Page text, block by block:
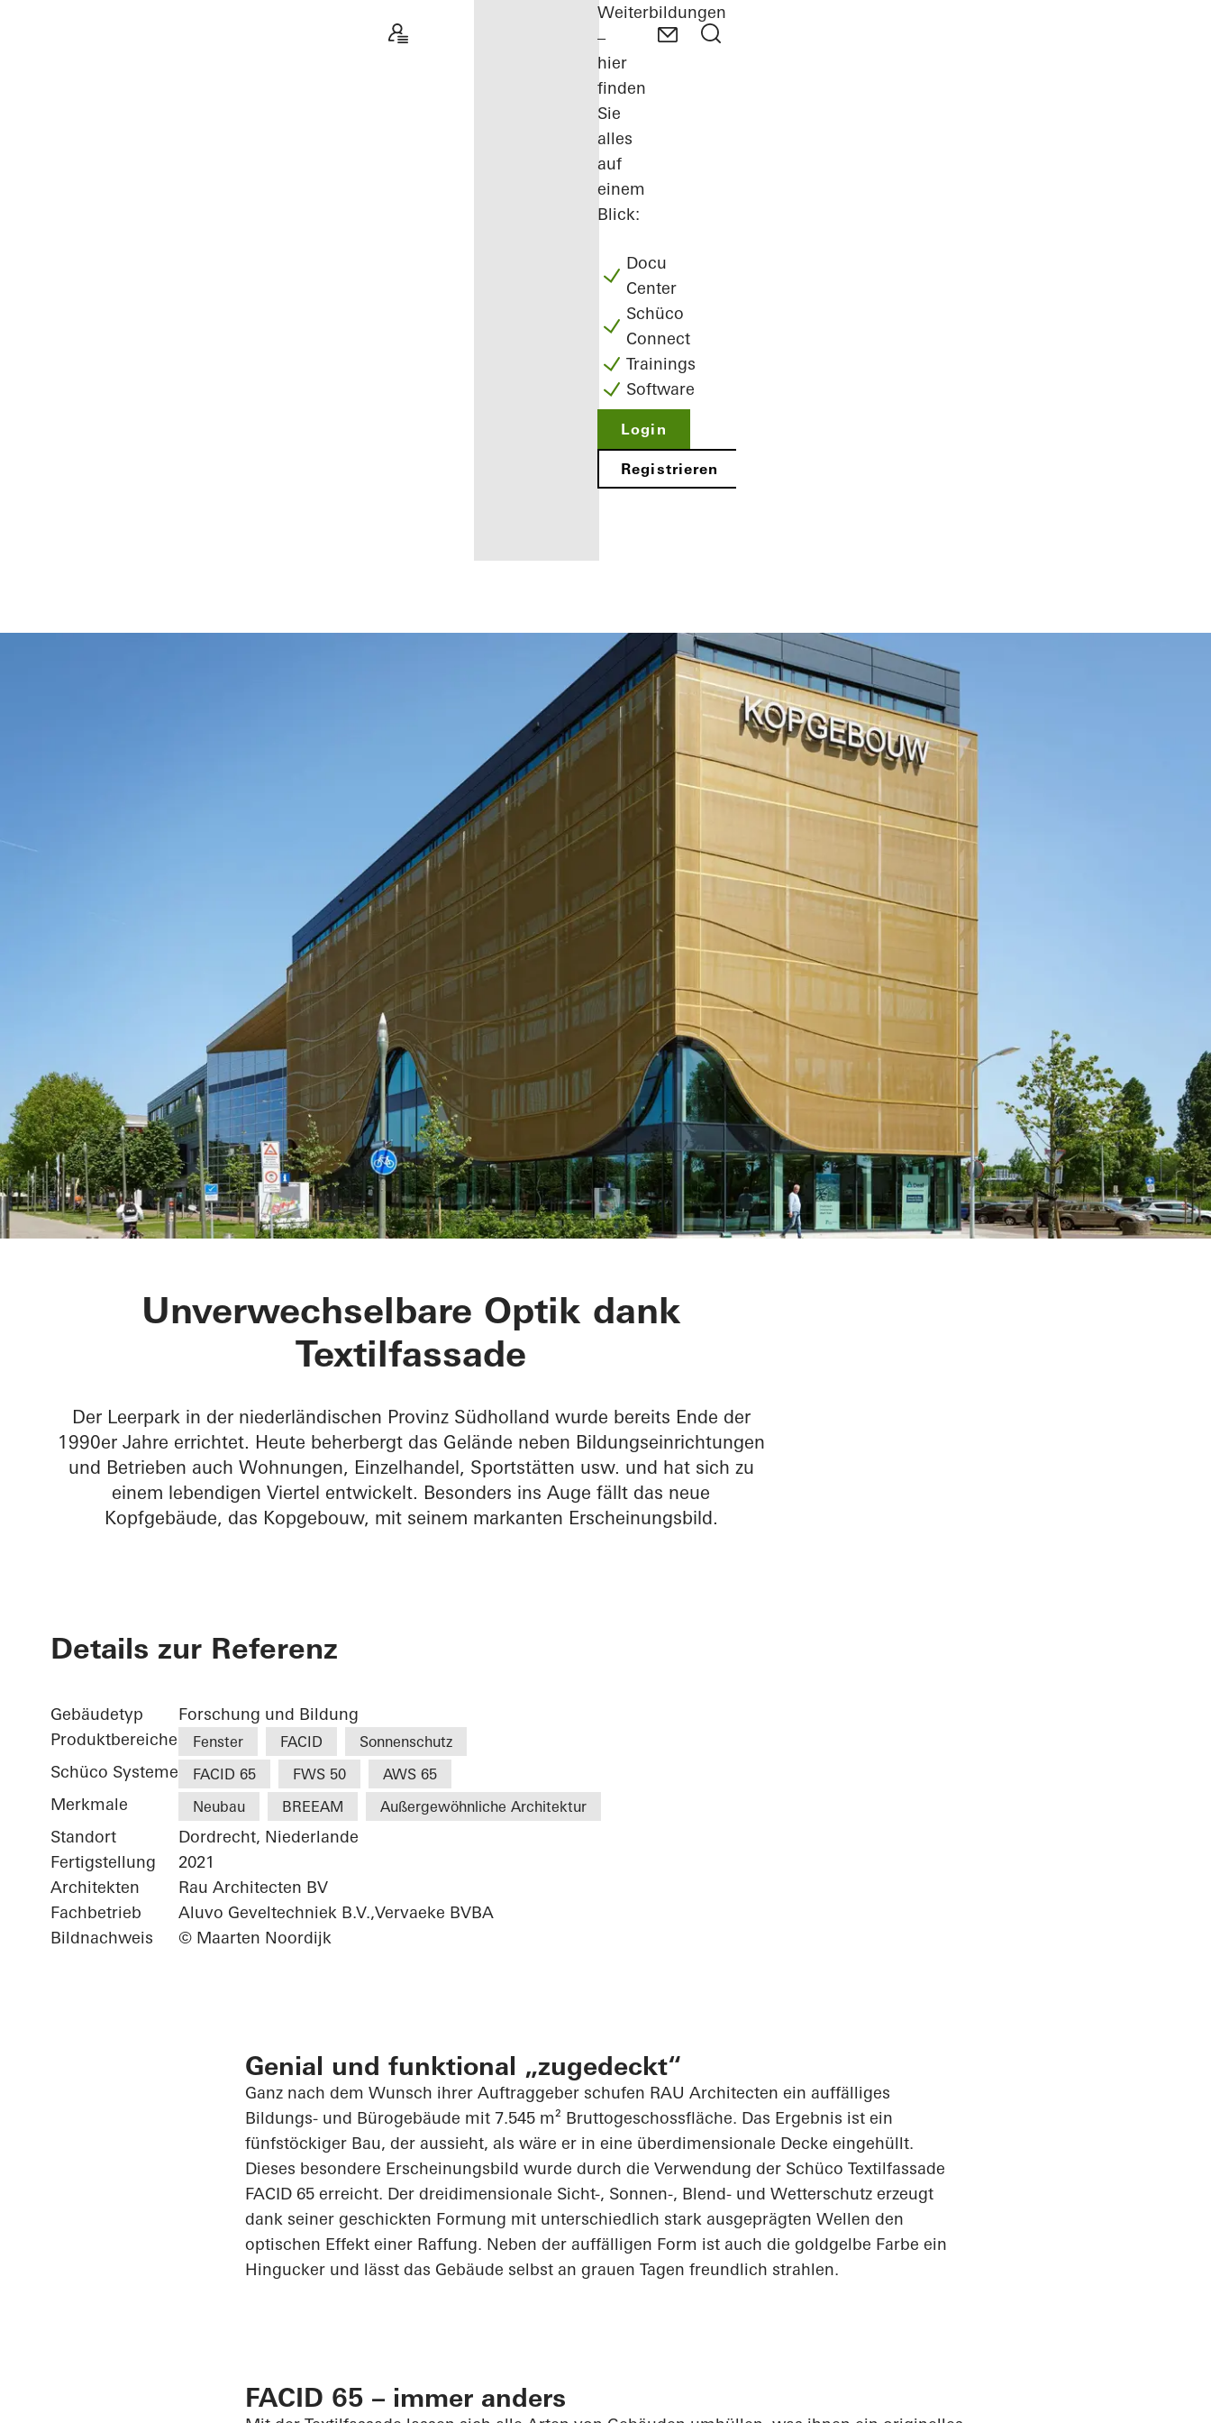
angemeldeter
Verarbeiter
Mein
Arbeitsplatz
kennenlernen
Weiterbildungen
–
hier
finden
Sie
alles
auf
einem
Blick:
Docu
Center
Schüco
Connect
Trainings
Software
Login
Registrieren
Kopgebouw im Leerpark
Unverwechselbare Optik dank
Textilfassade
Der Leerpark in der niederländischen Provinz Südholland wurde bereits Ende der
1990er Jahre errichtet. Heute beherbergt das Gelände neben Bildungseinrichtungen
und Betrieben auch Wohnungen, Einzelhandel, Sportstätten usw. und hat sich zu
einem lebendigen Viertel entwickelt. Besonders ins Auge fällt das neue
Kopfgebäude, das Kopgebouw, mit seinem markanten Erscheinungsbild.
Details zur Referenz
Gebäudetyp
Forschung und Bildung
Produktbereiche
Fenster FACID Sonnenschutz
Schüco Systeme FACID 65 FWS 50 AWS 65
Merkmale Neubau BREEAM Außergewöhnliche Architektur
Standort
Dordrecht, Niederlande
Fertigstellung
2021
Architekten
Rau Architecten BV
Fachbetrieb
Aluvo Geveltechniek B.V.,Vervaeke BVBA
Bildnachweis
© Maarten Noordijk
Genial und funktional „zugedeckt“
Ganz nach dem Wunsch ihrer Auftraggeber schufen RAU Architecten ein auffälliges
Bildungs- und Bürogebäude mit 7.545 m² Bruttogeschossfläche. Das Ergebnis ist ein
fünfstöckiger Bau, der aussieht, als wäre er in eine überdimensionale Decke eingehüllt.
Dieses besondere Erscheinungsbild wurde durch die Verwendung der Schüco Textilfassade
FACID 65 erreicht. Der dreidimensionale Sicht-, Sonnen-, Blend- und Wetterschutz erzeugt
dank seiner geschickten Formung mit unterschiedlich stark ausgeprägten Wellen den
optischen Effekt einer Raffung. Neben der auffälligen Form ist auch die goldgelbe Farbe ein
Hingucker und lässt das Gebäude selbst an grauen Tagen freundlich strahlen.
FACID 65 – immer anders